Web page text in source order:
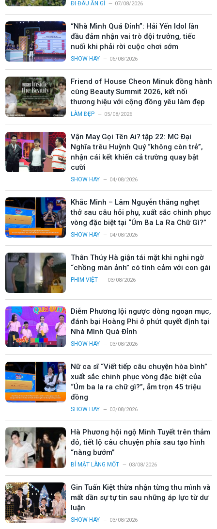
ĐI ĐÂU ĂN GÌ 07/08/2026
“Nhà Mình Quá Đỉnh”: Hải Yến Idol lần
đầu đảm nhận vai trò đội trưởng, tiếc
nuối khi phải rời cuộc chơi sớm
SHOW HAY 06/08/2026
Friend of House Cheon Minuk đồng hành
cùng Beauty Summit 2026, kết nối
thương hiệu với cộng đồng yêu làm đẹp
LÀM ĐẸP 05/08/2026
Vận May Gọi Tên Ai? tập 22: MC Đại
Nghĩa trêu Huỳnh Quý “không còn trẻ”,
nhận cái kết khiến cả trường quay bật
cười
SHOW HAY 04/08/2026
Khắc Minh – Lâm Nguyễn thắng nghẹt
thở sau câu hỏi phụ, xuất sắc chinh phục
vòng đặc biệt tại “Úm Ba La Ra Chữ Gì?”
SHOW HAY 04/08/2026
Thân Thúy Hà giận tái mặt khi nghi ngờ
“chồng màn ảnh” có tình cảm với con gái
PHIM VIỆT 03/08/2026
Diễm Phương lội ngược dòng ngoạn mục,
đánh bại Hoàng Phi ở phút quyết định tại
Nhà Mình Quá Đỉnh
SHOW HAY 03/08/2026
Nữ ca sĩ “Viết tiếp câu chuyện hòa bình”
xuất sắc chinh phục vòng đặc biệt của
“Úm ba la ra chữ gì?”, ẵm trọn 45 triệu
đồng
SHOW HAY 03/08/2026
Hà Phương hội ngộ Minh Tuyết trên thảm
đỏ, tiết lộ câu chuyện phía sau tạo hình
“nàng bướm”
BÍ MẬT LÀNG MỐT 03/08/2026
Gin Tuấn Kiệt thừa nhận từng thu mình và
mất dần sự tự tin sau những áp lực từ dư
luận
SHOW HAY 03/08/2026